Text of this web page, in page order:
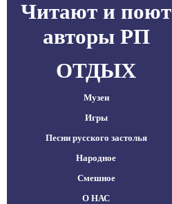
Читают и поют
авторы РП
ОТДЫХ
Музеи
Игры
Песни русского застолья
Народное
Смешное
О НАС